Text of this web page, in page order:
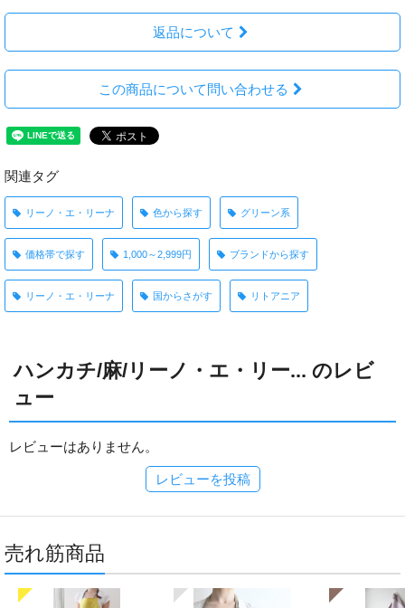
返品について
この商品について問い合わせる
関連タグ
リーノ・エ・リーナ 色から探す グリーン系
価格帯で探す 1,000～2,999円 ブランドから探す
リーノ・エ・リーナ 国からさがす リトアニア
ハンカチ/麻/リーノ・エ・リー... のレビ
ュー
レビューはありません。
レビューを投稿
売れ筋商品